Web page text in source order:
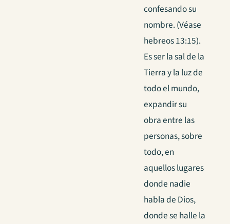
confesando su
nombre. (Véase
hebreos 13:15).
Es ser la sal de la
Tierra y la luz de
todo el mundo,
expandir su
obra entre las
personas, sobre
todo, en
aquellos lugares
donde nadie
habla de Dios,
donde se halle la